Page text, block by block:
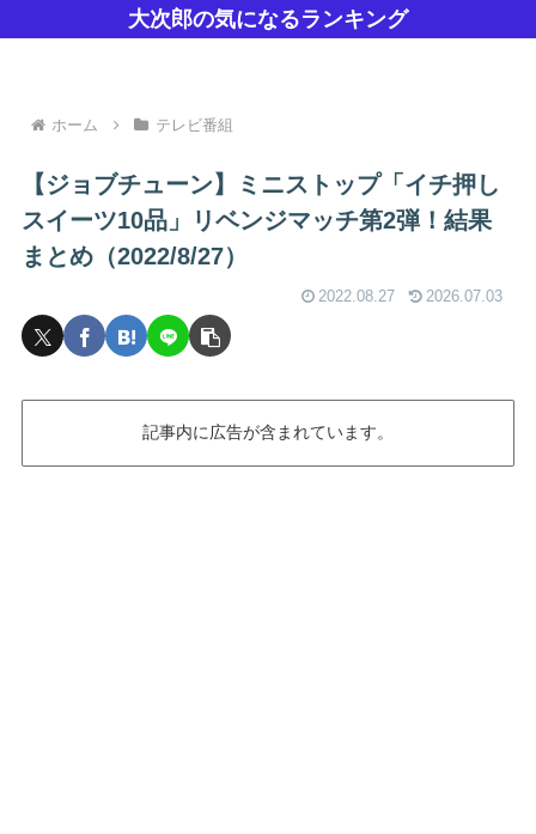
大次郎の気になるランキング
ホーム テレビ番組
【ジョブチューン】ミニストップ「イチ押し
スイーツ10品」リベンジマッチ第2弾！結果
まとめ（2022/8/27）
2022.08.27 2026.07.03
記事内に広告が含まれています。